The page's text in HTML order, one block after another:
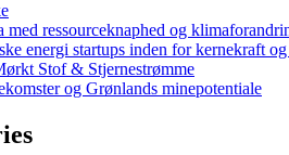
ressourceknaphed og
energi startups inden for kernekraft
Stof & Stjernestrømme
og Grønlands minepotentiale